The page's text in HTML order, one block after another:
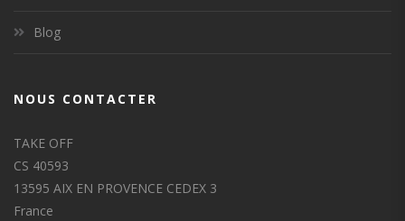
Blog
NOUS CONTACTER
TAKE OFF
CS 40593
13595 AIX EN PROVENCE CEDEX 3
France